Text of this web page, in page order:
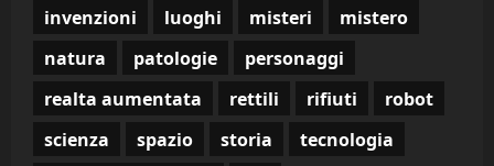
invenzioni
luoghi misteri
mistero
natura
patologie
personaggi
realta aumentata
rettili rifiuti
robot
scienza
spazio storia
tecnologia